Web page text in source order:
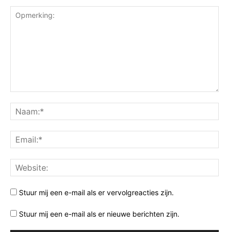
Stuur mij een e-mail als er vervolgreacties zijn.
Stuur mij een e-mail als er nieuwe berichten zijn.